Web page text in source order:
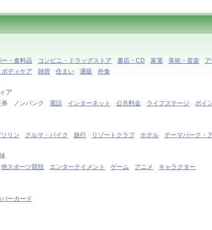
ー・食料品 コンビニ・ドラッグストア 書店・CD 家電 美術・音楽
ボディケア 雑貨 住まい 通販 外食
ア
券 ノンバンク 電話 インターネット 公共料金 ライフステージ ポイ
ソリン クルマ・バイク 旅行 リゾートクラブ ホテル テーマパーク・
他スポーツ競技 エンターテイメント ゲーム アニメ キャラクター
パーカード